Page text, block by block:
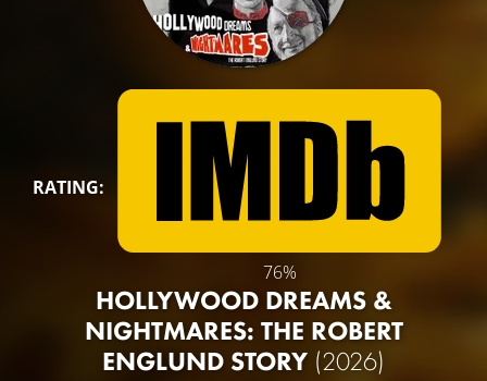
RATING:
76%
HOLLYWOOD DREAMS &
NIGHTMARES: THE ROBERT
ENGLUND STORY (2026)